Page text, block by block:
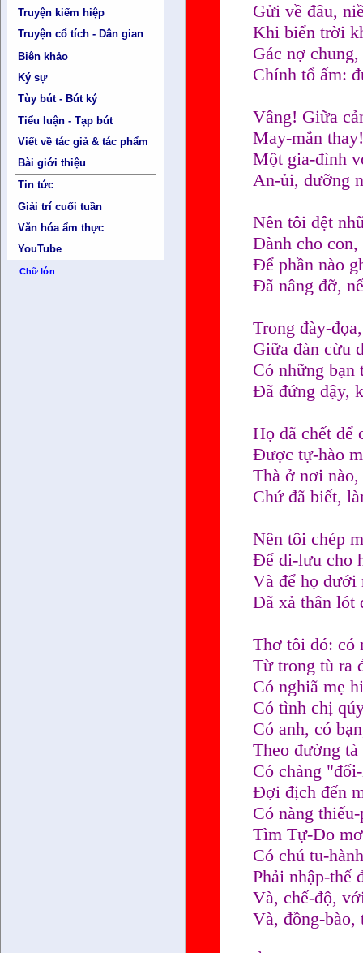
Truyện kiếm hiệp
Truyện cổ tích - Dân gian
Biên khảo
Ký sự
Tùy bút - Bút ký
Tiểu luận - Tạp bút
Viết về tác giả & tác phẩm
Bài giới thiệu
Tin tức
Giải trí cuối tuần
Văn hóa ẩm thực
YouTube
Chữ lớn
Gửi về đâu,
Khi biển trời
Gác nợ
Chính tổ ấm:
Vâng! Giữa
May-mắn
Một gia-đình
An-ủi, dưỡng
Nên tôi dệt
Dành cho
Để phần nào
Đã nâng đỡ,
Trong đày-
Giữa đàn cừu
Có những bạn
Đã đứng dậy,
Họ đã chết để
Được tự-hào
Thà ở nơi
Chứ đã biết,
Nên tôi chép
Để di-lưu cho
Và để họ
Đã xả thân lót
Thơ tôi đó: có
Từ trong tù ra
Có nghiã mẹ
Có tình chị
Có anh, có
Theo đường
Có chàng
Đợi địch đến
Có nàng
Tìm Tự-Do
Có chú tu-
Phải nhập-thế
Và, chế-độ,
Và, đồng-bào,